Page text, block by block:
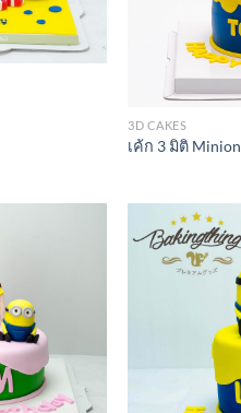
3D CAKES
เค้ก 3 มิติ Minion